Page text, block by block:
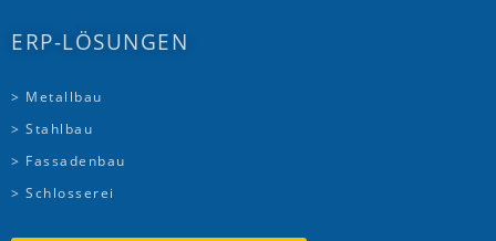
ERP-LÖSUNGEN
> Metallbau
> Stahlbau
> Fassadenbau
> Schlosserei